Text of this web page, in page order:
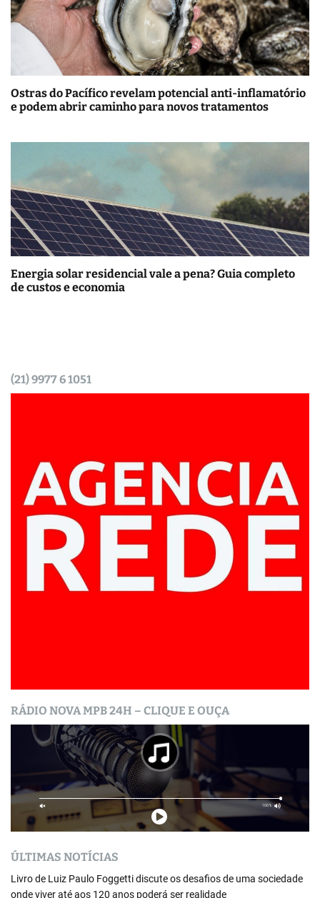
Ostras do Pacífico revelam potencial anti-inflamatório
e podem abrir caminho para novos tratamentos
Energia solar residencial vale a pena? Guia completo
de custos e economia
(21) 9977 6 1051
RÁDIO NOVA MPB 24H – CLIQUE E OUÇA
ÚLTIMAS NOTÍCIAS
Livro de Luiz Paulo Foggetti discute os desafios de uma sociedade
onde viver até aos 120 anos poderá ser realidade